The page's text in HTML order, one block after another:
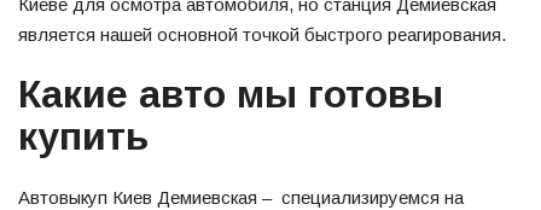
Киеве для осмотра автомобиля, но станция Демиевская
является нашей основной точкой быстрого реагирования.
Какие авто мы готовы
купить
Автовыкуп Киев Демиевская – специализируемся на